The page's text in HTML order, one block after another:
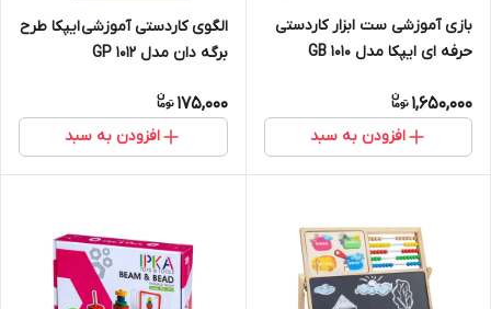
بازی آموزشی ست ابزار کاردستی
حرفه ای ایپکا مدل GB 1010
1,650,000
افزودن به سبد
الگوی کاردستی آموزشی ایپکا طرح
برگه دان مدل GP 1012
175,000
افزودن به سبد